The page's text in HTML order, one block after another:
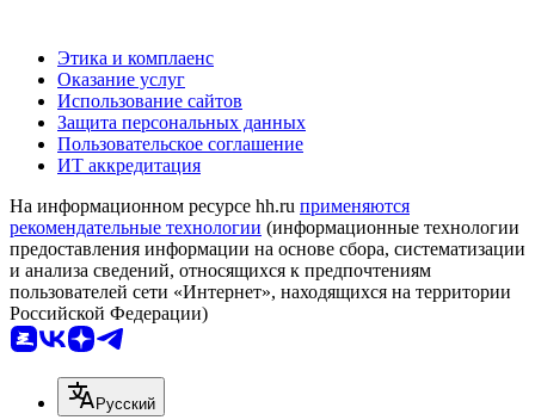
Этика и комплаенс
Оказание услуг
Использование сайтов
Защита персональных данных
Пользовательское соглашение
ИТ аккредитация
На информационном ресурсе hh.ru применяются
рекомендательные технологии (информационные технологии
предоставления информации на основе сбора, систематизации
и анализа сведений, относящихся к предпочтениям
пользователей сети «Интернет», находящихся на территории
Российской Федерации)
Русский